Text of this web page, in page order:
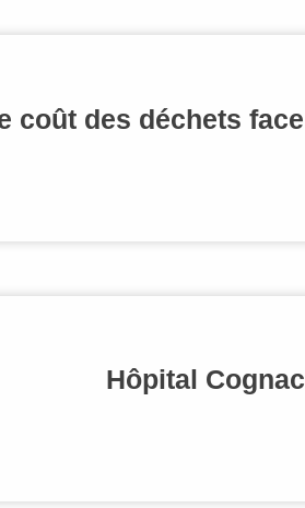
coût des déchets
Hôpital